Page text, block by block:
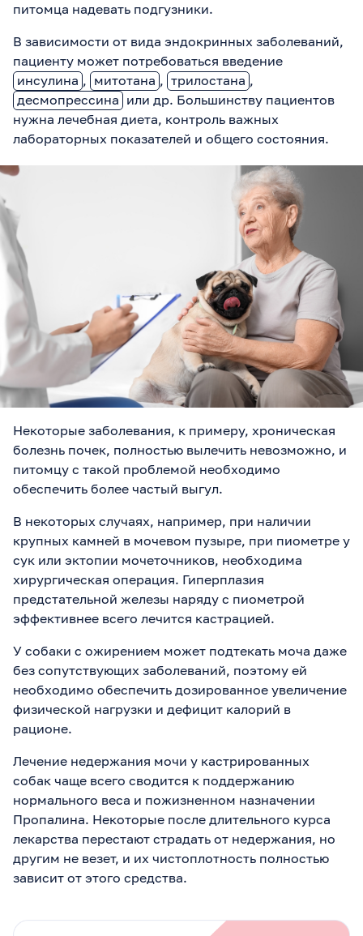
питомца надевать подгузники.
В зависимости от вида эндокринных заболеваний,
пациенту может потребоваться введение
инсулина , митотана , трилостана ,
десмопрессина или др. Большинству пациентов
нужна лечебная диета, контроль важных
лабораторных показателей и общего состояния.
Некоторые заболевания, к примеру, хроническая
болезнь почек, полностью вылечить невозможно, и
питомцу с такой проблемой необходимо
обеспечить более частый выгул.
В некоторых случаях, например, при наличии
крупных камней в мочевом пузыре, при пиометре у
сук или эктопии мочеточников, необходима
хирургическая операция. Гиперплазия
предстательной железы наряду с пиометрой
эффективнее всего лечится кастрацией.
У собаки с ожирением может подтекать моча даже
без сопутствующих заболеваний, поэтому ей
необходимо обеспечить дозированное увеличение
физической нагрузки и дефицит калорий в
рационе.
Лечение недержания мочи у кастрированных
собак чаще всего сводится к поддержанию
нормального веса и пожизненном назначении
Пропалина. Некоторые после длительного курса
лекарства перестают страдать от недержания, но
другим не везет, и их чистоплотность полностью
зависит от этого средства.